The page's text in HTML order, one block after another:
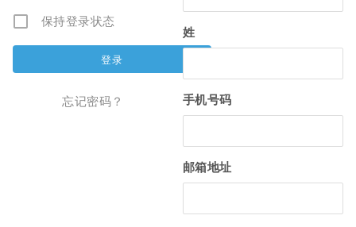
保持登录状态
忘记密码？
姓
手机号码
邮箱地址